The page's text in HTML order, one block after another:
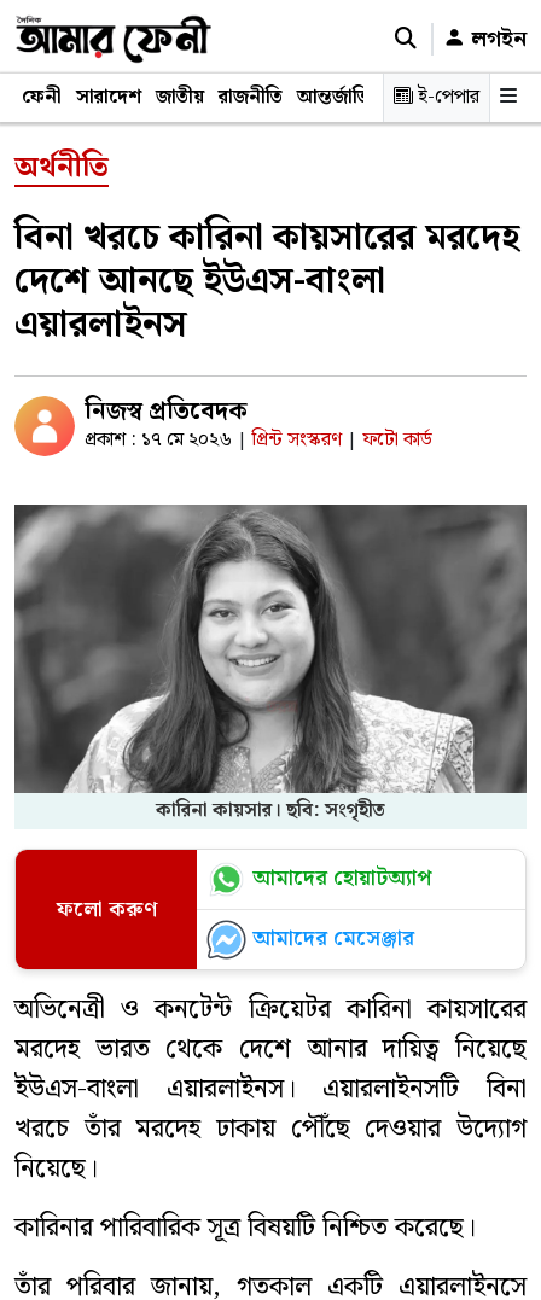
লগইন
ফেনী সারাদেশ জাতীয় রাজনীতি আন্তর্জাতিক অর্থনীতি
ই-পেপার
অর্থনীতি
বিনা খরচে কারিনা কায়সারের মরদেহ
দেশে আনছে ইউএস-বাংলা
এয়ারলাইনস
নিজস্ব প্রতিবেদক
প্রকাশ : ১৭ মে ২০২৬ | প্রিন্ট সংস্করণ | ফটো কার্ড
কারিনা কায়সার। ছবি: সংগৃহীত
ফলো করুণ
আমাদের হোয়াটঅ্যাপ
আমাদের মেসেঞ্জার
অভিনেত্রী ও কনটেন্ট ক্রিয়েটর কারিনা কায়সারের
মরদেহ ভারত থেকে দেশে আনার দায়িত্ব নিয়েছে
ইউএস-বাংলা এয়ারলাইনস। এয়ারলাইনসটি বিনা
খরচে তাঁর মরদেহ ঢাকায় পৌঁছে দেওয়ার উদ্যোগ
নিয়েছে।
কারিনার পারিবারিক সূত্র বিষয়টি নিশ্চিত করেছে।
তাঁর পরিবার জানায়, গতকাল একটি এয়ারলাইনসে